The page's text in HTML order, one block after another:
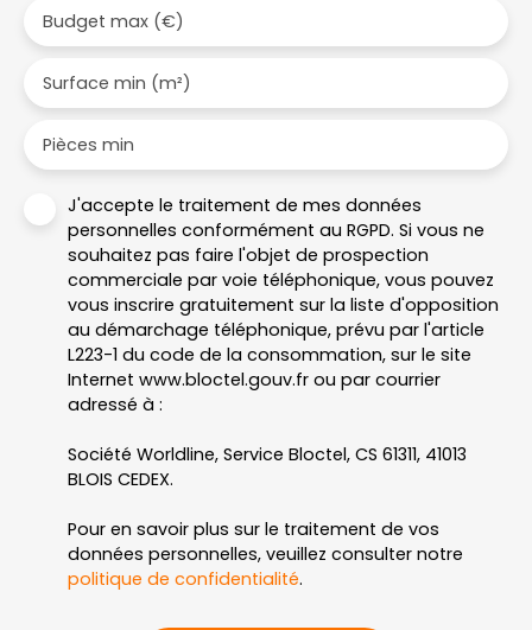
Budget max (€)
Surface min (m²)
Pièces min
J'accepte le traitement de mes données
personnelles conformément au RGPD. Si vous ne
souhaitez pas faire l'objet de prospection
commerciale par voie téléphonique, vous pouvez
vous inscrire gratuitement sur la liste d'opposition
au démarchage téléphonique, prévu par l'article
L223-1 du code de la consommation, sur le site
Internet www.bloctel.gouv.fr ou par courrier
adressé à :
Société Worldline, Service Bloctel, CS 61311, 41013
BLOIS CEDEX.
Pour en savoir plus sur le traitement de vos
données personnelles, veuillez consulter notre
politique de confidentialité.